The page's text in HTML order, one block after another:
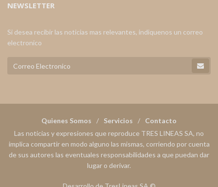
NEWSLETTER
Si desea recibir las noticias mas relevantes, indiquenos un correo
electronico
Quienes Somos Servicios
Contacto
Las noticias y expresiones que reproduce TRES LINEAS SA, no
implica compartir en modo alguno las mismas, corriendo por cuenta
de sus autores las eventuales responsabilidades a que puedan dar
lugar o derivar.